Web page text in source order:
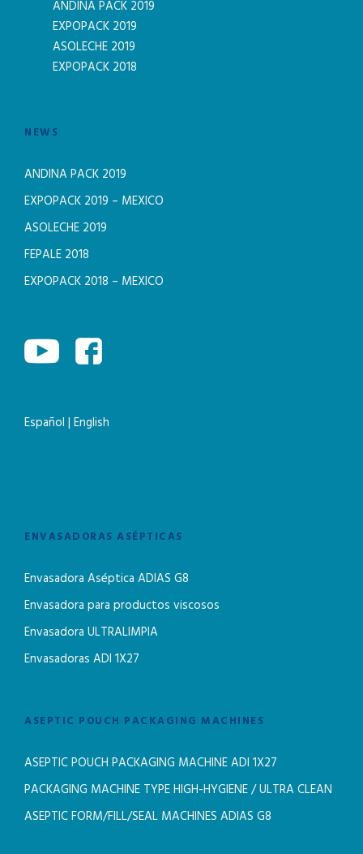
ANDINA PACK 2019
EXPOPACK 2019
ASOLECHE 2019
EXPOPACK 2018
NEWS
ANDINA PACK 2019
EXPOPACK 2019 – MEXICO
ASOLECHE 2019
FEPALE 2018
EXPOPACK 2018 – MEXICO
Español | English
ENVASADORAS ASÉPTICAS
Envasadora Aséptica ADIAS G8
Envasadora para productos viscosos
Envasadora ULTRALIMPIA
Envasadoras ADI 1X27
ASEPTIC POUCH PACKAGING MACHINES
ASEPTIC POUCH PACKAGING MACHINE ADI 1X27
PACKAGING MACHINE TYPE HIGH-HYGIENE / ULTRA CLEAN
ASEPTIC FORM/FILL/SEAL MACHINES ADIAS G8